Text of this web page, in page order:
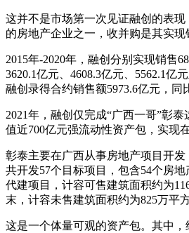
这并不是市场第一次见证融创的表
的房地产企业之一，收并购是其实现
2015年-2020年，融创分别实现销售
3620.1亿元、4608.3亿元、5562.1亿
融创录得合约销售额5973.6亿元，同
2021年，融创仅完成“广西一哥”彰
值近700亿元强流动性资产包，实现
彰泰主要在广西从事房地产项目开
共开发57个目标项目，包含54个房
代建项目，计容可售建筑面积约为
末，计容未售建筑面积约为825万平方
这是一个体量可观的资产包。其中，